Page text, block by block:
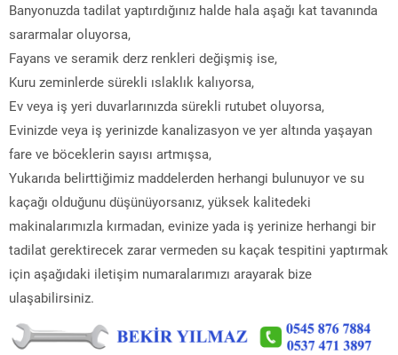
Banyonuzda tadilat yaptırdığınız halde hala aşağı kat tavanında
sararmalar oluyorsa,
Fayans ve seramik derz renkleri değişmiş ise,
Kuru zeminlerde sürekli ıslaklık kalıyorsa,
Ev veya iş yeri duvarlarınızda sürekli rutubet oluyorsa,
Evinizde veya iş yerinizde kanalizasyon ve yer altında yaşayan
fare ve böceklerin sayısı artmışsa,
Yukarıda belirttiğimiz maddelerden herhangi bulunuyor ve su
kaçağı olduğunu düşünüyorsanız, yüksek kalitedeki
makinalarımızla kırmadan, evinize yada iş yerinize herhangi bir
tadilat gerektirecek zarar vermeden su kaçak tespitini yaptırmak
için aşağıdaki iletişim numaralarımızı arayarak bize
ulaşabilirsiniz.